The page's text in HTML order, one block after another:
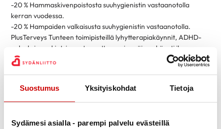
Suostumus Yksityiskohdat Tietoja
Sydämesi asialla - parempi palvelu evästeillä
-20 % Hammaskivenpoistosta suuhygienistin vastaanotolla
kerran vuodessa.
-20 % Hampaiden valkaisusta suuhygienistin vastaanotolla.
PlusTerveys Tunteen toimipisteillä lyhytterapiakäynnit, ADHD-
palvelu ja psykiatrin vastaanotto: ensimmäinen käynti ilman
palvelumaksua, myös etävastaanotot.
Edut lasketaan kunkin toimipisteen omasta viitehinnastosta.
Palvelumaksu veloitetaan normaalisti. Nämä edut ovat voimassa
KUMPPANIETU – SYDÄN